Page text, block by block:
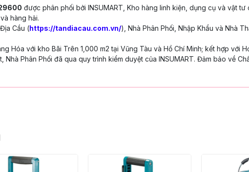
được phân phối bởi INSUMART, Kho hàng linh kiện, dụng cụ và vật tư
hàng hải.
Cầu (https://tandiacau.com.vn/), Nhà Phân Phối, Nhập Khẩu và Nhà
Hóa với kho Bãi Trên 1,000 m2 tại Vũng Tàu và Hồ Chí Minh; kết hợp với
Phân Phối đã qua quy trình kiểm duyệt của INSUMART. Đảm bảo về